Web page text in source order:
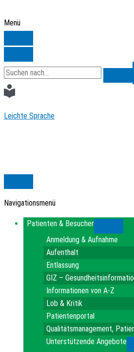
Inhalt
Menü
Search
for:
Leichte Sprache
Navigationsmenü
Patienten & Besucher
Anmeldung & Aufnahme
Aufenthalt
Entlassung
GIZ –
Informationen von A-Z
Lob & Kritik
Patientenportal
Qualitätsmanagement,
Unterstützende Angebote